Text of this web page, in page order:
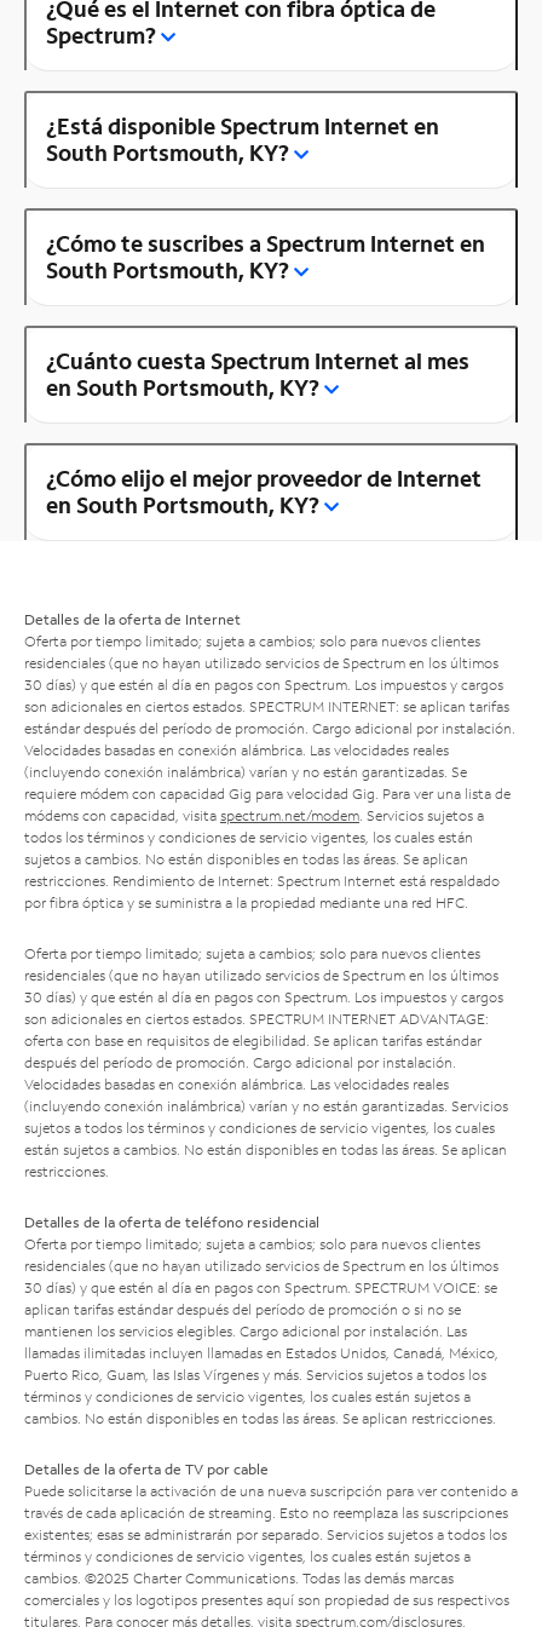
¿Qué es el Internet con fibra óptica de
Spectrum?
¿Está disponible Spectrum Internet en
South Portsmouth, KY?
¿Cómo te suscribes a Spectrum Internet en
South Portsmouth, KY?
¿Cuánto cuesta Spectrum Internet al mes
en South Portsmouth, KY?
¿Cómo elijo el mejor proveedor de Internet
en South Portsmouth, KY?
Detalles de la oferta de Internet
Oferta por tiempo limitado; sujeta a cambios; solo para nuevos clientes
residenciales (que no hayan utilizado servicios de Spectrum en los últimos
30 días) y que estén al día en pagos con Spectrum. Los impuestos y cargos
son adicionales en ciertos estados. SPECTRUM INTERNET: se aplican tarifas
estándar después del período de promoción. Cargo adicional por instalación.
Velocidades basadas en conexión alámbrica. Las velocidades reales
(incluyendo conexión inalámbrica) varían y no están garantizadas. Se
requiere módem con capacidad Gig para velocidad Gig. Para ver una lista de
módems con capacidad, visita spectrum.net/modem . Servicios sujetos a
todos los términos y condiciones de servicio vigentes, los cuales están
sujetos a cambios. No están disponibles en todas las áreas. Se aplican
restricciones. Rendimiento de Internet: Spectrum Internet está respaldado
por fibra óptica y se suministra a la propiedad mediante una red HFC.
Oferta por tiempo limitado; sujeta a cambios; solo para nuevos clientes
residenciales (que no hayan utilizado servicios de Spectrum en los últimos
30 días) y que estén al día en pagos con Spectrum. Los impuestos y cargos
son adicionales en ciertos estados. SPECTRUM INTERNET ADVANTAGE:
oferta con base en requisitos de elegibilidad. Se aplican tarifas estándar
después del período de promoción. Cargo adicional por instalación.
Velocidades basadas en conexión alámbrica. Las velocidades reales
(incluyendo conexión inalámbrica) varían y no están garantizadas. Servicios
sujetos a todos los términos y condiciones de servicio vigentes, los cuales
están sujetos a cambios. No están disponibles en todas las áreas. Se aplican
restricciones.
Detalles de la oferta de teléfono residencial
Oferta por tiempo limitado; sujeta a cambios; solo para nuevos clientes
residenciales (que no hayan utilizado servicios de Spectrum en los últimos
30 días) y que estén al día en pagos con Spectrum. SPECTRUM VOICE: se
aplican tarifas estándar después del período de promoción o si no se
mantienen los servicios elegibles. Cargo adicional por instalación. Las
llamadas ilimitadas incluyen llamadas en Estados Unidos, Canadá, México,
Puerto Rico, Guam, las Islas Vírgenes y más. Servicios sujetos a todos los
términos y condiciones de servicio vigentes, los cuales están sujetos a
cambios. No están disponibles en todas las áreas. Se aplican restricciones.
Detalles de la oferta de TV por cable
Puede solicitarse la activación de una nueva suscripción para ver contenido a
través de cada aplicación de streaming. Esto no reemplaza las suscripciones
existentes; esas se administrarán por separado. Servicios sujetos a todos los
términos y condiciones de servicio vigentes, los cuales están sujetos a
cambios. ©2025 Charter Communications. Todas las demás marcas
comerciales y los logotipos presentes aquí son propiedad de sus respectivos
titulares. Para conocer más detalles, visita spectrum.com/disclosures